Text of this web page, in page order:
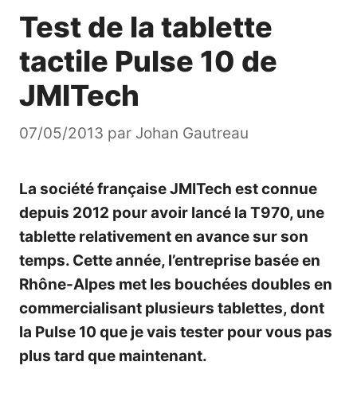
Test de la tablette
tactile Pulse 10 de
JMITech
07/05/2013 par Johan Gautreau
La société française JMITech est connue
depuis 2012 pour avoir lancé la T970, une
tablette relativement en avance sur son
temps. Cette année, l’entreprise basée en
Rhône-Alpes met les bouchées doubles en
commercialisant plusieurs tablettes, dont
la Pulse 10 que je vais tester pour vous pas
plus tard que maintenant.